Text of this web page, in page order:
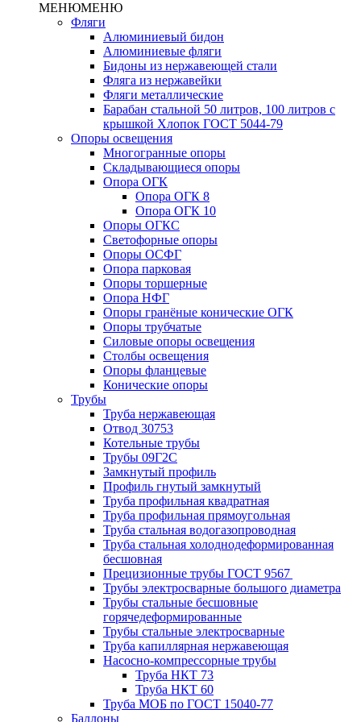
МЕНЮМЕНЮ
Фляги
Алюминиевый бидон
Алюминиевые фляги
Бидоны из нержавеющей стали
Фляга из нержавейки
Фляги металлические
Барабан стальной 50 литров, 100 литров с
крышкой Хлопок ГОСТ 5044-79
Опоры освещения
Многогранные опоры
Складывающиеся опоры
Опора ОГК
Опора ОГК 8
Опора ОГК 10
Опоры ОГКС
Светофорные опоры
Опоры ОСФГ
Опора парковая
Опоры торшерные
Опора НФГ
Опоры гранёные конические ОГК
Опоры трубчатые
Силовые опоры освещения
Столбы освещения
Опоры фланцевые
Конические опоры
Трубы
Труба нержавеющая
Отвод 30753
Котельные трубы
Трубы 09Г2С
Замкнутый профиль
Профиль гнутый замкнутый
Труба профильная квадратная
Труба профильная прямоугольная
Труба стальная водогазопроводная
Труба стальная холоднодеформированная
бесшовная
Прецизионные трубы ГОСТ 9567
Трубы электросварные большого диаметра
Трубы стальные бесшовные
горячедеформированные
Трубы стальные электросварные
Труба капиллярная нержавеющая
Насосно-компрессорные трубы
Труба НКТ 73
Труба НКТ 60
Труба МОБ по ГОСТ 15040-77
Баллоны